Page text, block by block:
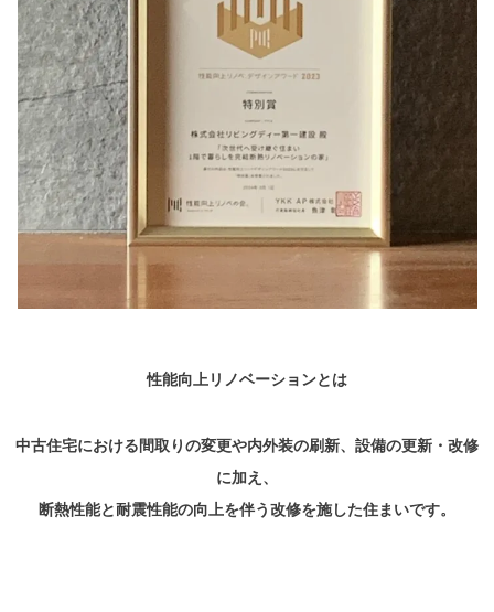
性能向上リノベーションとは
中古住宅における間取りの変更や内外装の刷新、設備の更新・改修
に加え、
断熱性能と耐震性能の向上を伴う改修を施した住まいです。